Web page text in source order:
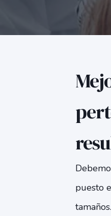
puesto
tamaños.